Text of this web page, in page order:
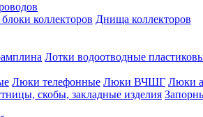
коллекторов Днища коллекторов
Лотки водоотводные
Люки телефонные Люки ВЧШГ Люки
скобы, закладные изделия